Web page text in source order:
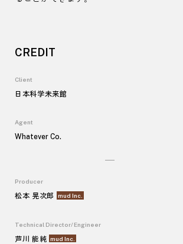
CREDIT
Client
日本科学未来館
Agent
Whatever Co.
Producer
松本 晃次郎 mud Inc.
Technical Director/Engineer
芦川 能純 mud Inc